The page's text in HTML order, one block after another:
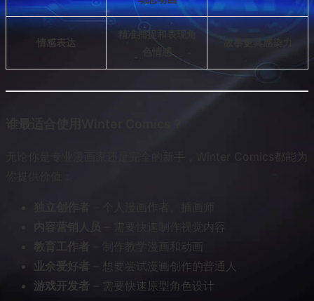
情感表达
精准捕捉和表现角
故事更具感染力
无论你是专业漫画家还是完全的新手，Winter Comics都能为
– 需要快速制作视觉内容
– 制作教学漫画和动画
业余爱好者 – 想要尝试漫画创作的普通人
游戏开发者 – 需要快速原型角色设计